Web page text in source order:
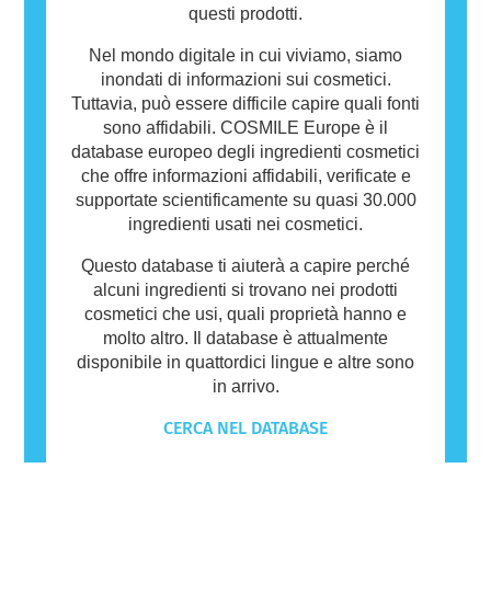
questi prodotti.
Nel mondo digitale in cui viviamo, siamo
inondati di informazioni sui cosmetici.
Tuttavia, può essere difficile capire quali fonti
sono affidabili. COSMILE Europe è il
database europeo degli ingredienti cosmetici
che offre informazioni affidabili, verificate e
supportate scientificamente su quasi 30.000
ingredienti usati nei cosmetici.
Questo database ti aiuterà a capire perché
alcuni ingredienti si trovano nei prodotti
cosmetici che usi, quali proprietà hanno e
molto altro. Il database è attualmente
disponibile in quattordici lingue e altre sono
in arrivo.
CERCA NEL DATABASE